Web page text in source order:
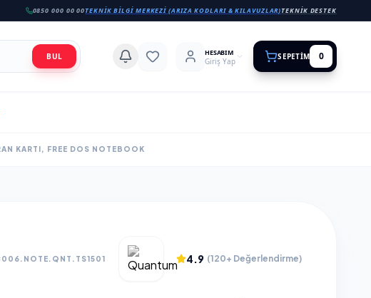
0850 000 00 00TEKNIK BILGI MERKEZI (ARIZA KODLARI & KILAVUZLAR)TEKNIK DESTEK
BUL HESABIM
Giriş Yap SEPETIM 0
KARTI, FREE DOS NOTEBOOK
006.NOTE.QNT.TS1501 4.9 (120+ Değerlendirme)